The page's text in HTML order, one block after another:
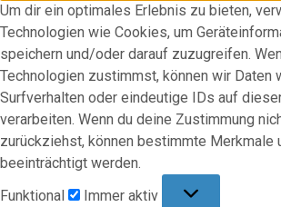
Um dir ein optimales Erlebnis zu bieten,
Technologien wie Cookies, um
speichern und/oder darauf zuzugreifen.
Technologien zustimmst, können wir Daten
Surfverhalten oder eindeutige IDs auf
verarbeiten. Wenn du deine Zustimmung
zurückziehst, können bestimmte Merkmale
beeinträchtigt werden.
Funktional
Immer aktiv